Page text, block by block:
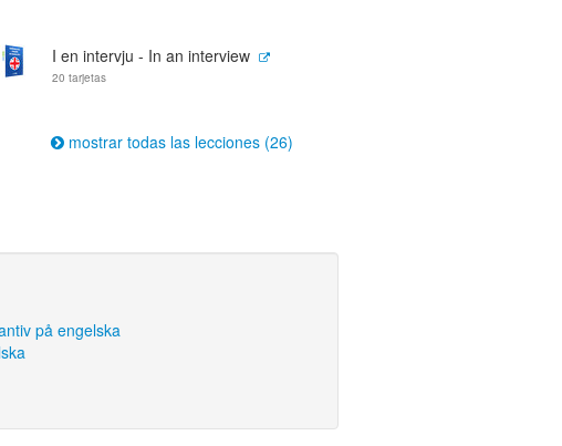
I en intervju - In an interview
20 tarjetas
mostrar todas las lecciones (26)
på engelska